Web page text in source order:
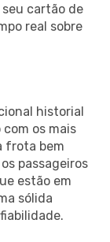
cartão de
real sobre
historial
os mais
frota bem
passageiros
estão em
sólida